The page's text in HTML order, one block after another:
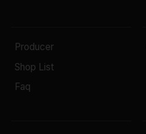
Producer
Shop List
Faq